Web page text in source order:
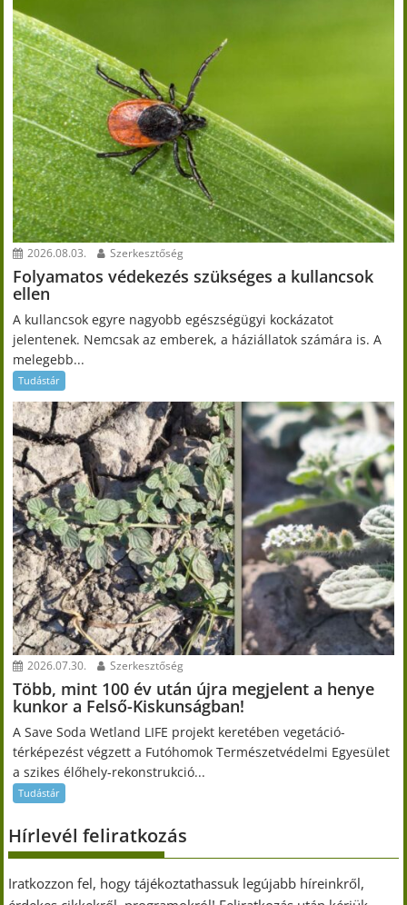
2026.08.03. Szerkesztőség
Folyamatos védekezés szükséges a kullancsok
ellen
A kullancsok egyre nagyobb egészségügyi kockázatot
jelentenek. Nemcsak az emberek, a háziállatok számára is. A
melegebb...
Tudástár
2026.07.30. Szerkesztőség
Több, mint 100 év után újra megjelent a henye
kunkor a Felső-Kiskunságban!
A Save Soda Wetland LIFE projekt keretében vegetáció-
térképezést végzett a Futóhomok Természetvédelmi Egyesület
a szikes élőhely-rekonstrukció...
Tudástár
Hírlevél feliratkozás
Iratkozzon fel, hogy tájékoztathassuk legújabb híreinkről,